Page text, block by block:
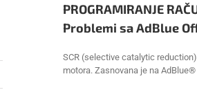
PROGRAMIRANJE
Problemi sa AdBlue
SCR (selective catalytic
motora. Zasnovana je na